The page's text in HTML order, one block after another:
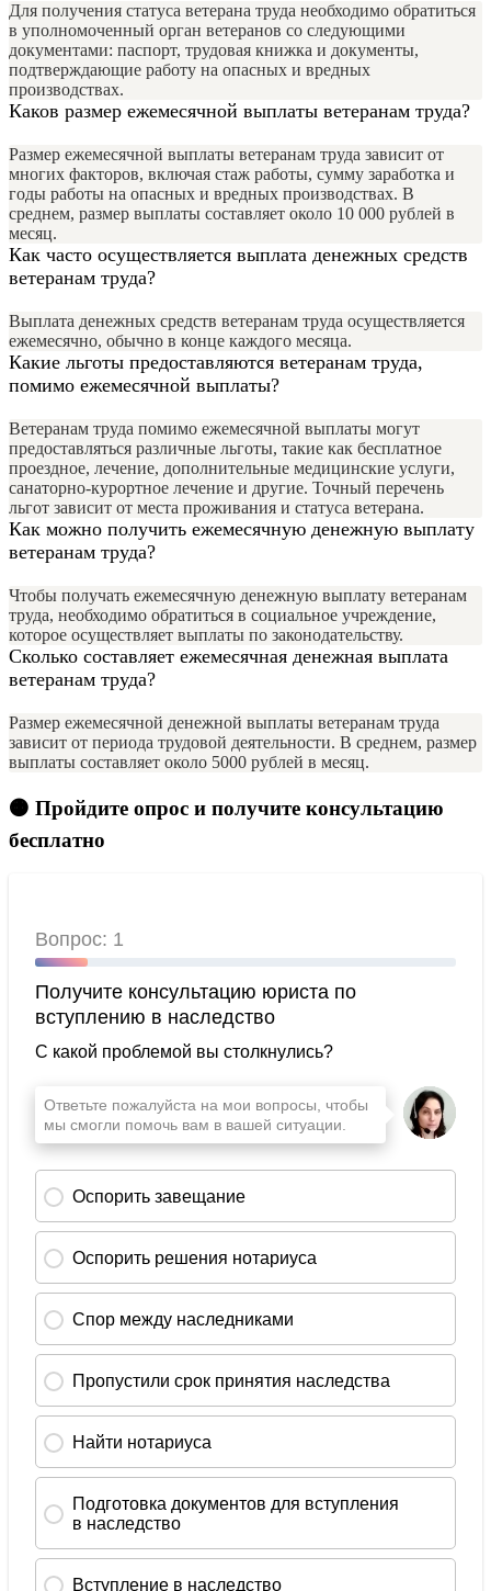
Для получения статуса ветерана труда необходимо обратиться
в уполномоченный орган ветеранов со следующими
документами: паспорт, трудовая книжка и документы,
подтверждающие работу на опасных и вредных
производствах.
Каков размер ежемесячной выплаты ветеранам труда?
Размер ежемесячной выплаты ветеранам труда зависит от
многих факторов, включая стаж работы, сумму заработка и
годы работы на опасных и вредных производствах. В
среднем, размер выплаты составляет около 10 000 рублей в
месяц.
Как часто осуществляется выплата денежных средств
ветеранам труда?
Выплата денежных средств ветеранам труда осуществляется
ежемесячно, обычно в конце каждого месяца.
Какие льготы предоставляются ветеранам труда,
помимо ежемесячной выплаты?
Ветеранам труда помимо ежемесячной выплаты могут
предоставляться различные льготы, такие как бесплатное
проездное, лечение, дополнительные медицинские услуги,
санаторно-курортное лечение и другие. Точный перечень
льгот зависит от места проживания и статуса ветерана.
Как можно получить ежемесячную денежную выплату
ветеранам труда?
Чтобы получать ежемесячную денежную выплату ветеранам
труда, необходимо обратиться в социальное учреждение,
которое осуществляет выплаты по законодательству.
Сколько составляет ежемесячная денежная выплата
ветеранам труда?
Размер ежемесячной денежной выплаты ветеранам труда
зависит от периода трудовой деятельности. В среднем, размер
выплаты составляет около 5000 рублей в месяц.
🟠 Пройдите опрос и получите консультацию
бесплатно